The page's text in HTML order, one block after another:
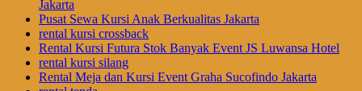
Jakarta
Pusat Sewa Kursi Anak Berkualitas Jakarta
rental kursi crossback
Rental Kursi Futura Stok Banyak Event JS Luwansa Hotel
rental kursi silang
Rental Meja dan Kursi Event Graha Sucofindo Jakarta